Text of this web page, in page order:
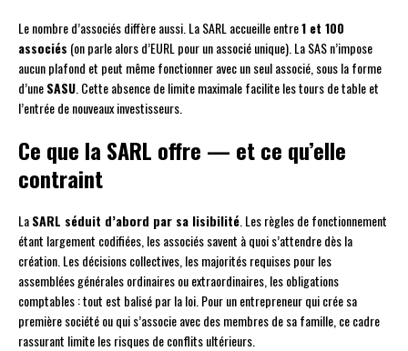
Le nombre d’associés diffère aussi. La SARL accueille entre1 et 100
associés (on parle alors d’EURL pour un associé unique). La SAS n’impose
aucun plafond et peut même fonctionner avec un seul associé, sous la forme
d’uneSASU . Cette absence de limite maximale facilite les tours de table et
l’entrée de nouveaux investisseurs.
Ce que la SARL offre — et ce qu’elle
contraint
LaSARL séduit d’abord par sa lisibilité . Les règles de fonctionnement
étant largement codifiées, les associés savent à quoi s’attendre dès la
création. Les décisions collectives, les majorités requises pour les
assemblées générales ordinaires ou extraordinaires, les obligations
comptables : tout est balisé par la loi. Pour un entrepreneur qui crée sa
première société ou qui s’associe avec des membres de sa famille, ce cadre
rassurant limite les risques de conflits ultérieurs.